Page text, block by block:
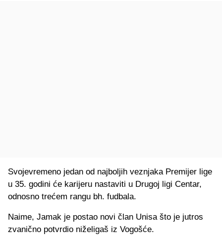
Svojevremeno jedan od najboljih veznjaka Premijer lige
u 35. godini će karijeru nastaviti u Drugoj ligi Centar,
odnosno trećem rangu bh. fudbala.
Naime, Jamak je postao novi član Unisa što je jutros
zvanično potvrdio niželigaš iz Vogošće.